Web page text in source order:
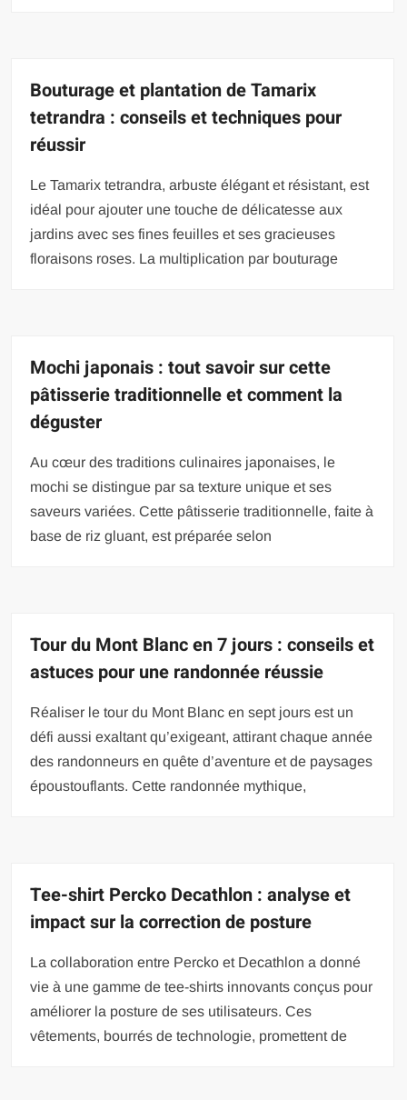
Bouturage et plantation de Tamarix
tetrandra : conseils et techniques pour
réussir
Le Tamarix tetrandra, arbuste élégant et résistant, est
idéal pour ajouter une touche de délicatesse aux
jardins avec ses fines feuilles et ses gracieuses
floraisons roses. La multiplication par bouturage
Mochi japonais : tout savoir sur cette
pâtisserie traditionnelle et comment la
déguster
Au cœur des traditions culinaires japonaises, le
mochi se distingue par sa texture unique et ses
saveurs variées. Cette pâtisserie traditionnelle, faite à
base de riz gluant, est préparée selon
Tour du Mont Blanc en 7 jours : conseils et
astuces pour une randonnée réussie
Réaliser le tour du Mont Blanc en sept jours est un
défi aussi exaltant qu’exigeant, attirant chaque année
des randonneurs en quête d’aventure et de paysages
époustouflants. Cette randonnée mythique,
Tee-shirt Percko Decathlon : analyse et
impact sur la correction de posture
La collaboration entre Percko et Decathlon a donné
vie à une gamme de tee-shirts innovants conçus pour
améliorer la posture de ses utilisateurs. Ces
vêtements, bourrés de technologie, promettent de